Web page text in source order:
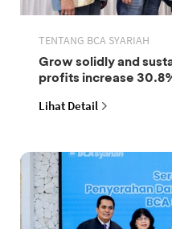
TENTANG BCA SYARIAH
Grow solidly and
profits increase
Lihat Detail